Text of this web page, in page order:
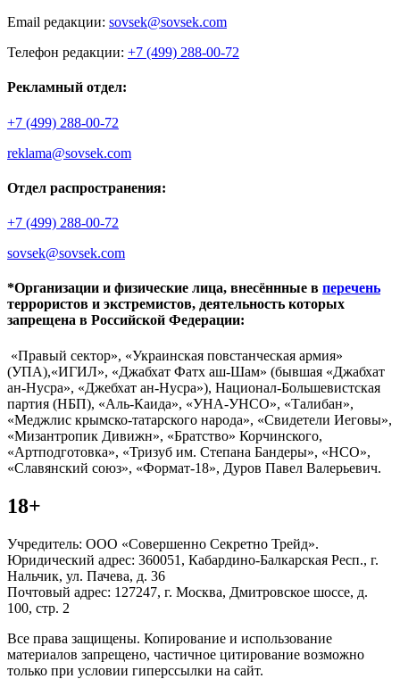
Email редакции: sovsek@sovsek.com
Телефон редакции: +7 (499) 288-00-72
Рекламный отдел:
+7 (499) 288-00-72
reklama@sovsek.com
Отдел распространения:
+7 (499) 288-00-72
sovsek@sovsek.com
*Организации и физические лица, внесённные в перечень
террористов и экстремистов, деятельность которых
запрещена в Российской Федерации:
«Правый сектор», «Украинская повстанческая армия»
(УПА),«ИГИЛ», «Джабхат Фатх аш-Шам» (бывшая «Джабхат
ан-Нусра», «Джебхат ан-Нусра»), Национал-Большевистская
партия (НБП), «Аль-Каида», «УНА-УНСО», «Талибан»,
«Меджлис крымско-татарского народа», «Свидетели Иеговы»,
«Мизантропик Дивижн», «Братство» Корчинского,
«Артподготовка», «Тризуб им. Степана Бандеры», «НСО»,
«Славянский союз», «Формат-18», Дуров Павел Валерьевич.
18+
Учредитель: ООО «Совершенно Секретно Трейд».
Юридический адрес: 360051, Кабардино-Балкарская Респ., г.
Нальчик, ул. Пачева, д. 36
Почтовый адрес: 127247, г. Москва, Дмитровское шоссе, д.
100, стр. 2
Все права защищены. Копирование и использование
материалов запрещено, частичное цитирование возможно
только при условии гиперссылки на сайт.